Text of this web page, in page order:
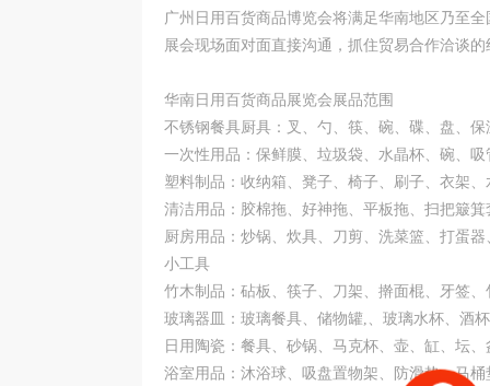
广州日用百货商品博览会将满足华南地区乃至
展会现场面对面直接沟通，抓住贸易合作洽谈
华南日用百货商品展览会展品范围
不锈钢餐具厨具：叉、勺、筷、碗、碟、盘、
一次性用品：保鲜膜、垃圾袋、水晶杯、碗、
塑料制品：收纳箱、凳子、椅子、刷子、衣架
清洁用品：胶棉拖、好神拖、平板拖、扫把簸
厨房用品：炒锅、炊具、刀剪、洗菜篮、打蛋
小工具
竹木制品：砧板、筷子、刀架、擀面棍、牙签
玻璃器皿：玻璃餐具、储物罐,、玻璃水杯、酒
日用陶瓷：餐具、砂锅、马克杯、壶、缸、坛
浴室用品：沐浴球、吸盘置物架、防滑垫、马